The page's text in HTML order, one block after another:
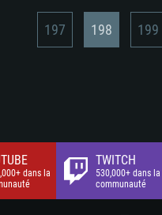
197 198 199
dans la
TWITCH
530,000+ dans la
communauté